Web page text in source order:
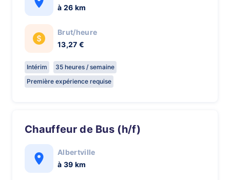
à 26 km
Brut/heure
13,27 €
Intérim
35 heures / semaine
Première expérience requise
Chauffeur de Bus (h/f)
Albertville
à 39 km